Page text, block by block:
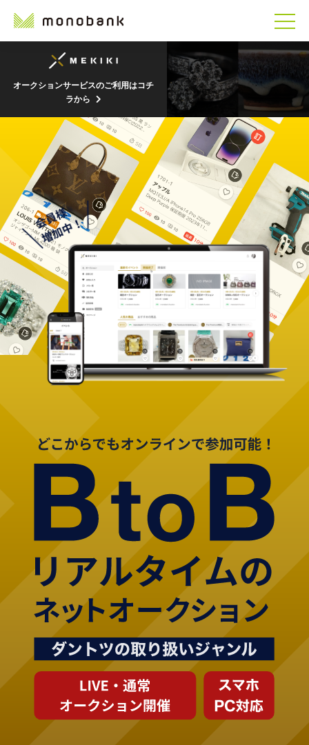
オークションサービスのご利用はコチ
ラから